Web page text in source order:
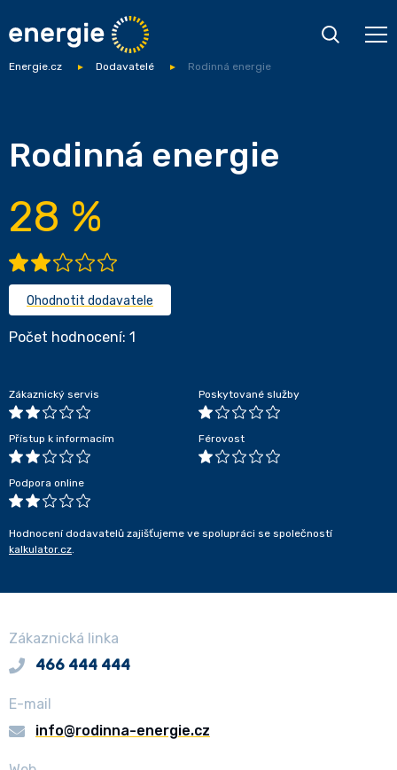
Energie.cz Dodavatelé Rodinná energie
Rodinná energie
28 %
Ohodnotit dodavatele
Počet hodnocení: 1
Zákaznický servis Poskytované služby
Přístup k informacím Férovost
Podpora online
Hodnocení dodavatelů zajišťujeme ve spolupráci se společností
kalkulator.cz.
Zákaznická linka
466 444 444
E-mail
info@rodinna-energie.cz